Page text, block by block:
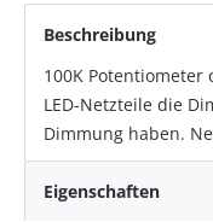
Beschreibung
100K Potentiometer
LED-Netzteile die
Dimmung haben.
Eigenschaften